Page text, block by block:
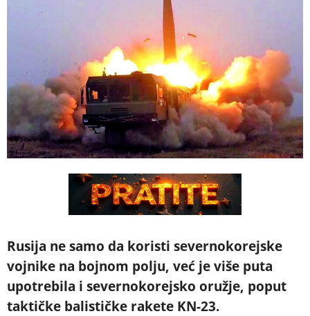
Rusija ne samo da koristi severnokorejske
vojnike na bojnom polju, već je više puta
upotrebila i severnokorejsko oružje, poput
taktičke balističke rakete KN-23.